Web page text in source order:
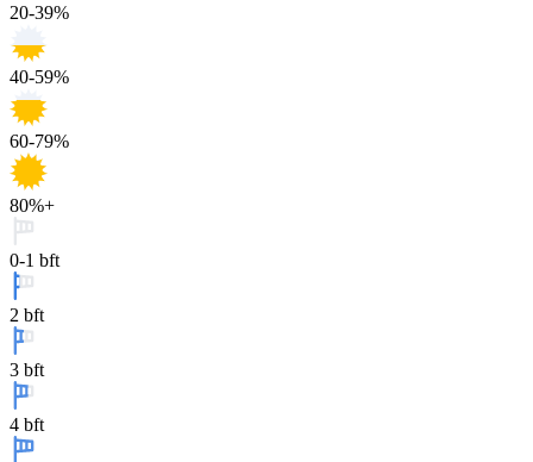
20-39%
40-59%
60-79%
80%+
0-1 bft
2 bft
3 bft
4 bft